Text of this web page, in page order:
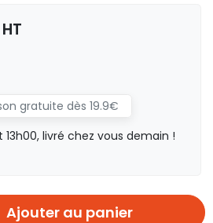
HT
gratuite dès 19.9€
livré chez vous demain !
Ajouter au panier